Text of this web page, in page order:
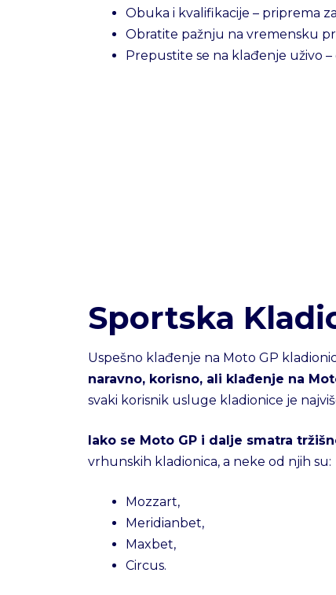
Obuka i kvalifikacije – priprema
Obratite pažnju na vremensku
Prepustite se na klađenje uživo
Sportska
Uspešno klađenje na Moto GP
naravno, korisno, ali klađenje na
svaki korisnik usluge kladionice je
Iako se Moto GP i dalje smatra
vrhunskih kladionica, a neke od njih su:
Mozzart,
Meridianbet,
Maxbet,
Circus.